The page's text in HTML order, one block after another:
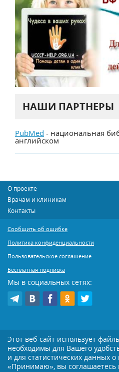
НАШИ ПАРТНЕРЫ
PubMed - национальная
английском
О проекте
Врачам и клиникам
Контакты
Сообщить об ошибке
Политика конфиденциальности
Пользовательское соглашение
Бесплатная подписка
Мы в социальных сетях:
Копирование или иное
воспрещается. Копирование раздела
активной открытой для поисковиков
Этот веб-сайт использует
необходимы для Вашего
и для статистических данных
«Принимаю», вы соглашаетесь